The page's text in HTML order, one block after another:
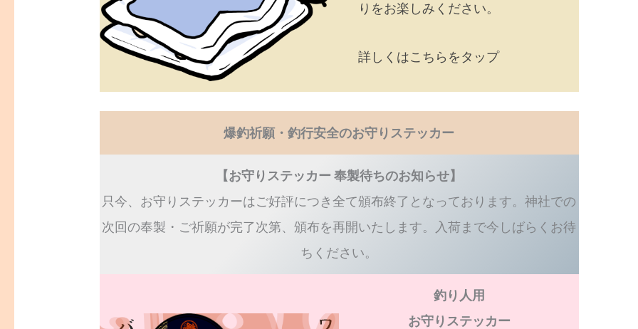
りをお楽しみください。
詳しくはこちらをタップ
爆釣祈願・釣行安全のお守りステッカー
【お守りステッカー 奉製待ちのお知らせ】
只今、お守りステッカーはご好評につき全て頒布終了となっております。神社での
次回の奉製・ご祈願が完了次第、頒布を再開いたします。入荷まで今しばらくお待
ちください。
釣り人用
お守りステッカー